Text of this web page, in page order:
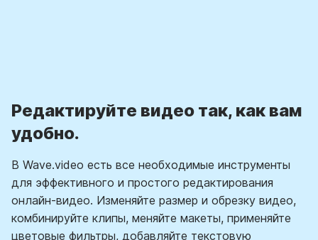
Редактируйте видео так, как вам
удобно.
В Wave.video есть все необходимые инструменты
для эффективного и простого редактирования
онлайн-видео. Изменяйте размер и обрезку видео,
комбинируйте клипы, меняйте макеты, применяйте
цветовые фильтры, добавляйте текстовую